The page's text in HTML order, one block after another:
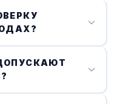
ошибки при